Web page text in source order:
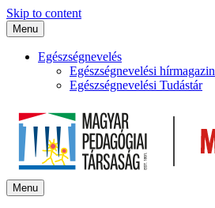
Skip to content
Menu
Egészségnevelés
Egészségnevelési hírmagazin
Egészségnevelési Tudástár
Menu